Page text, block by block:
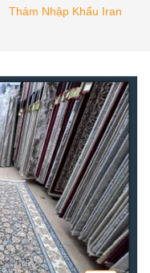
Thảm Nhập Khẩu Iran